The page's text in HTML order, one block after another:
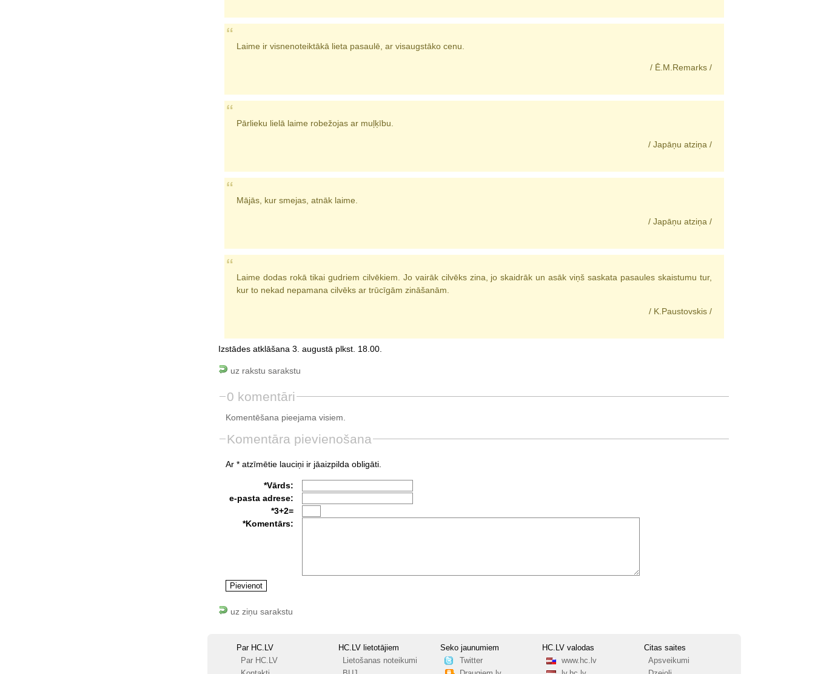
Laime ir visnenoteiktākā lieta pasaulē, ar visaugstāko cenu.
/ Ē.M.Remarks /
Pārlieku lielā laime robežojas ar muļķību.
/ Japāņu atziņa /
Mājās, kur smejas, atnāk laime.
/ Japāņu atziņa /
Laime dodas rokā tikai gudriem cilvēkiem. Jo vairāk cilvēks zina, jo skaidrāk un asāk viņš saskata pasaules skaistumu tur,
kur to nekad nepamana cilvēks ar trūcīgām zināšanām.
/ K.Paustovskis /
Izstādes atklāšana 3. augustā plkst. 18.00.
uz rakstu sarakstu
0 komentāri
Komentēšana pieejama visiem.
Komentāra pievienošana
Ar * atzīmētie lauciņi ir jāaizpilda obligāti.
*Vārds:
e-pasta adrese:
*3+2=
*Komentārs:
uz ziņu sarakstu
Par HC.LV
Par HC.LV
HC.LV lietotājiem
Lietošanas noteikumi
Seko jaunumiem
Twitter
HC.LV valodas
www.hc.lv
Citas saites
Apsveikumi